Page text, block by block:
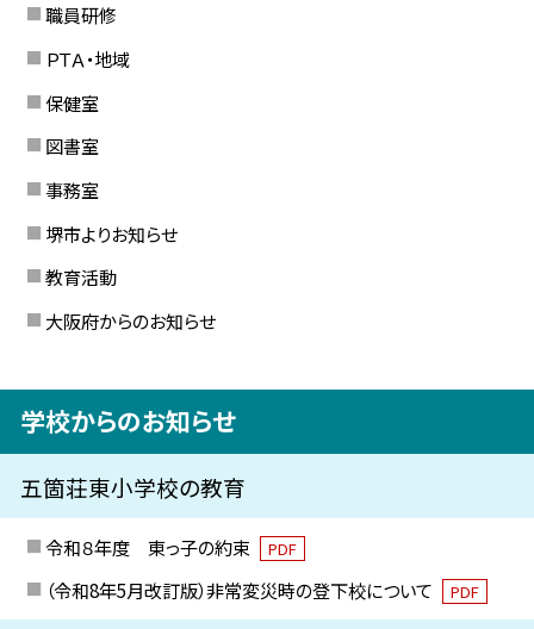
職員研修
ＰＴＡ・地域
保健室
図書室
事務室
堺市よりお知らせ
教育活動
大阪府からのお知らせ
学校からのお知らせ
五箇荘東小学校の教育
令和８年度 東っ子の約束 PDF
（令和8年5月改訂版）非常変災時の登下校について PDF